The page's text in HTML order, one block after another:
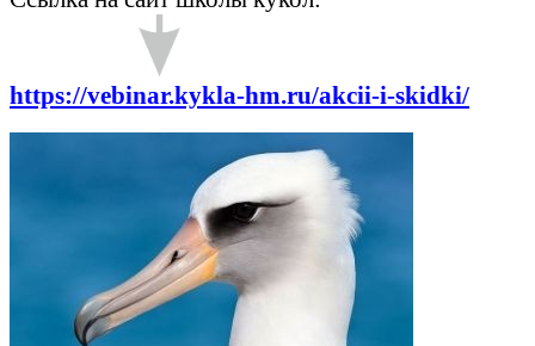
https://vebinar.kykla-hm.ru/akcii-i-skidki/